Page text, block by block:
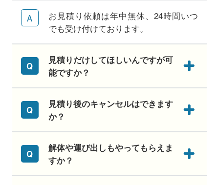
お見積り依頼は年中無休、24時間いつ
でも受け付けております。
見積りだけしてほしいんですが可
能ですか？
見積り後のキャンセルはできます
か？
解体や運び出しもやってもらえま
すか？